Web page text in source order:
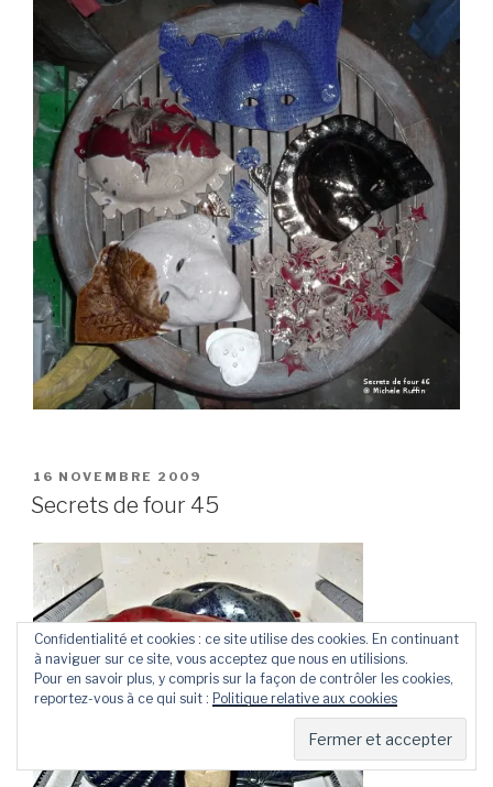
PUBLIÉ
LE
16 NOVEMBRE 2009
Secrets de four 45
Confidentialité et cookies : ce site utilise des cookies. En continuant
à naviguer sur ce site, vous acceptez que nous en utilisions.
Pour en savoir plus, y compris sur la façon de contrôler les cookies,
reportez-vous à ce qui suit : Politique relative aux cookies